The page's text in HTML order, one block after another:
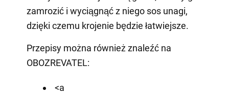
zamrozić i wyciągnąć z niego sos unagi,
dzięki czemu krojenie będzie łatwiejsze.
Przepisy można również znaleźć na
OBOZREVATEL:
<a